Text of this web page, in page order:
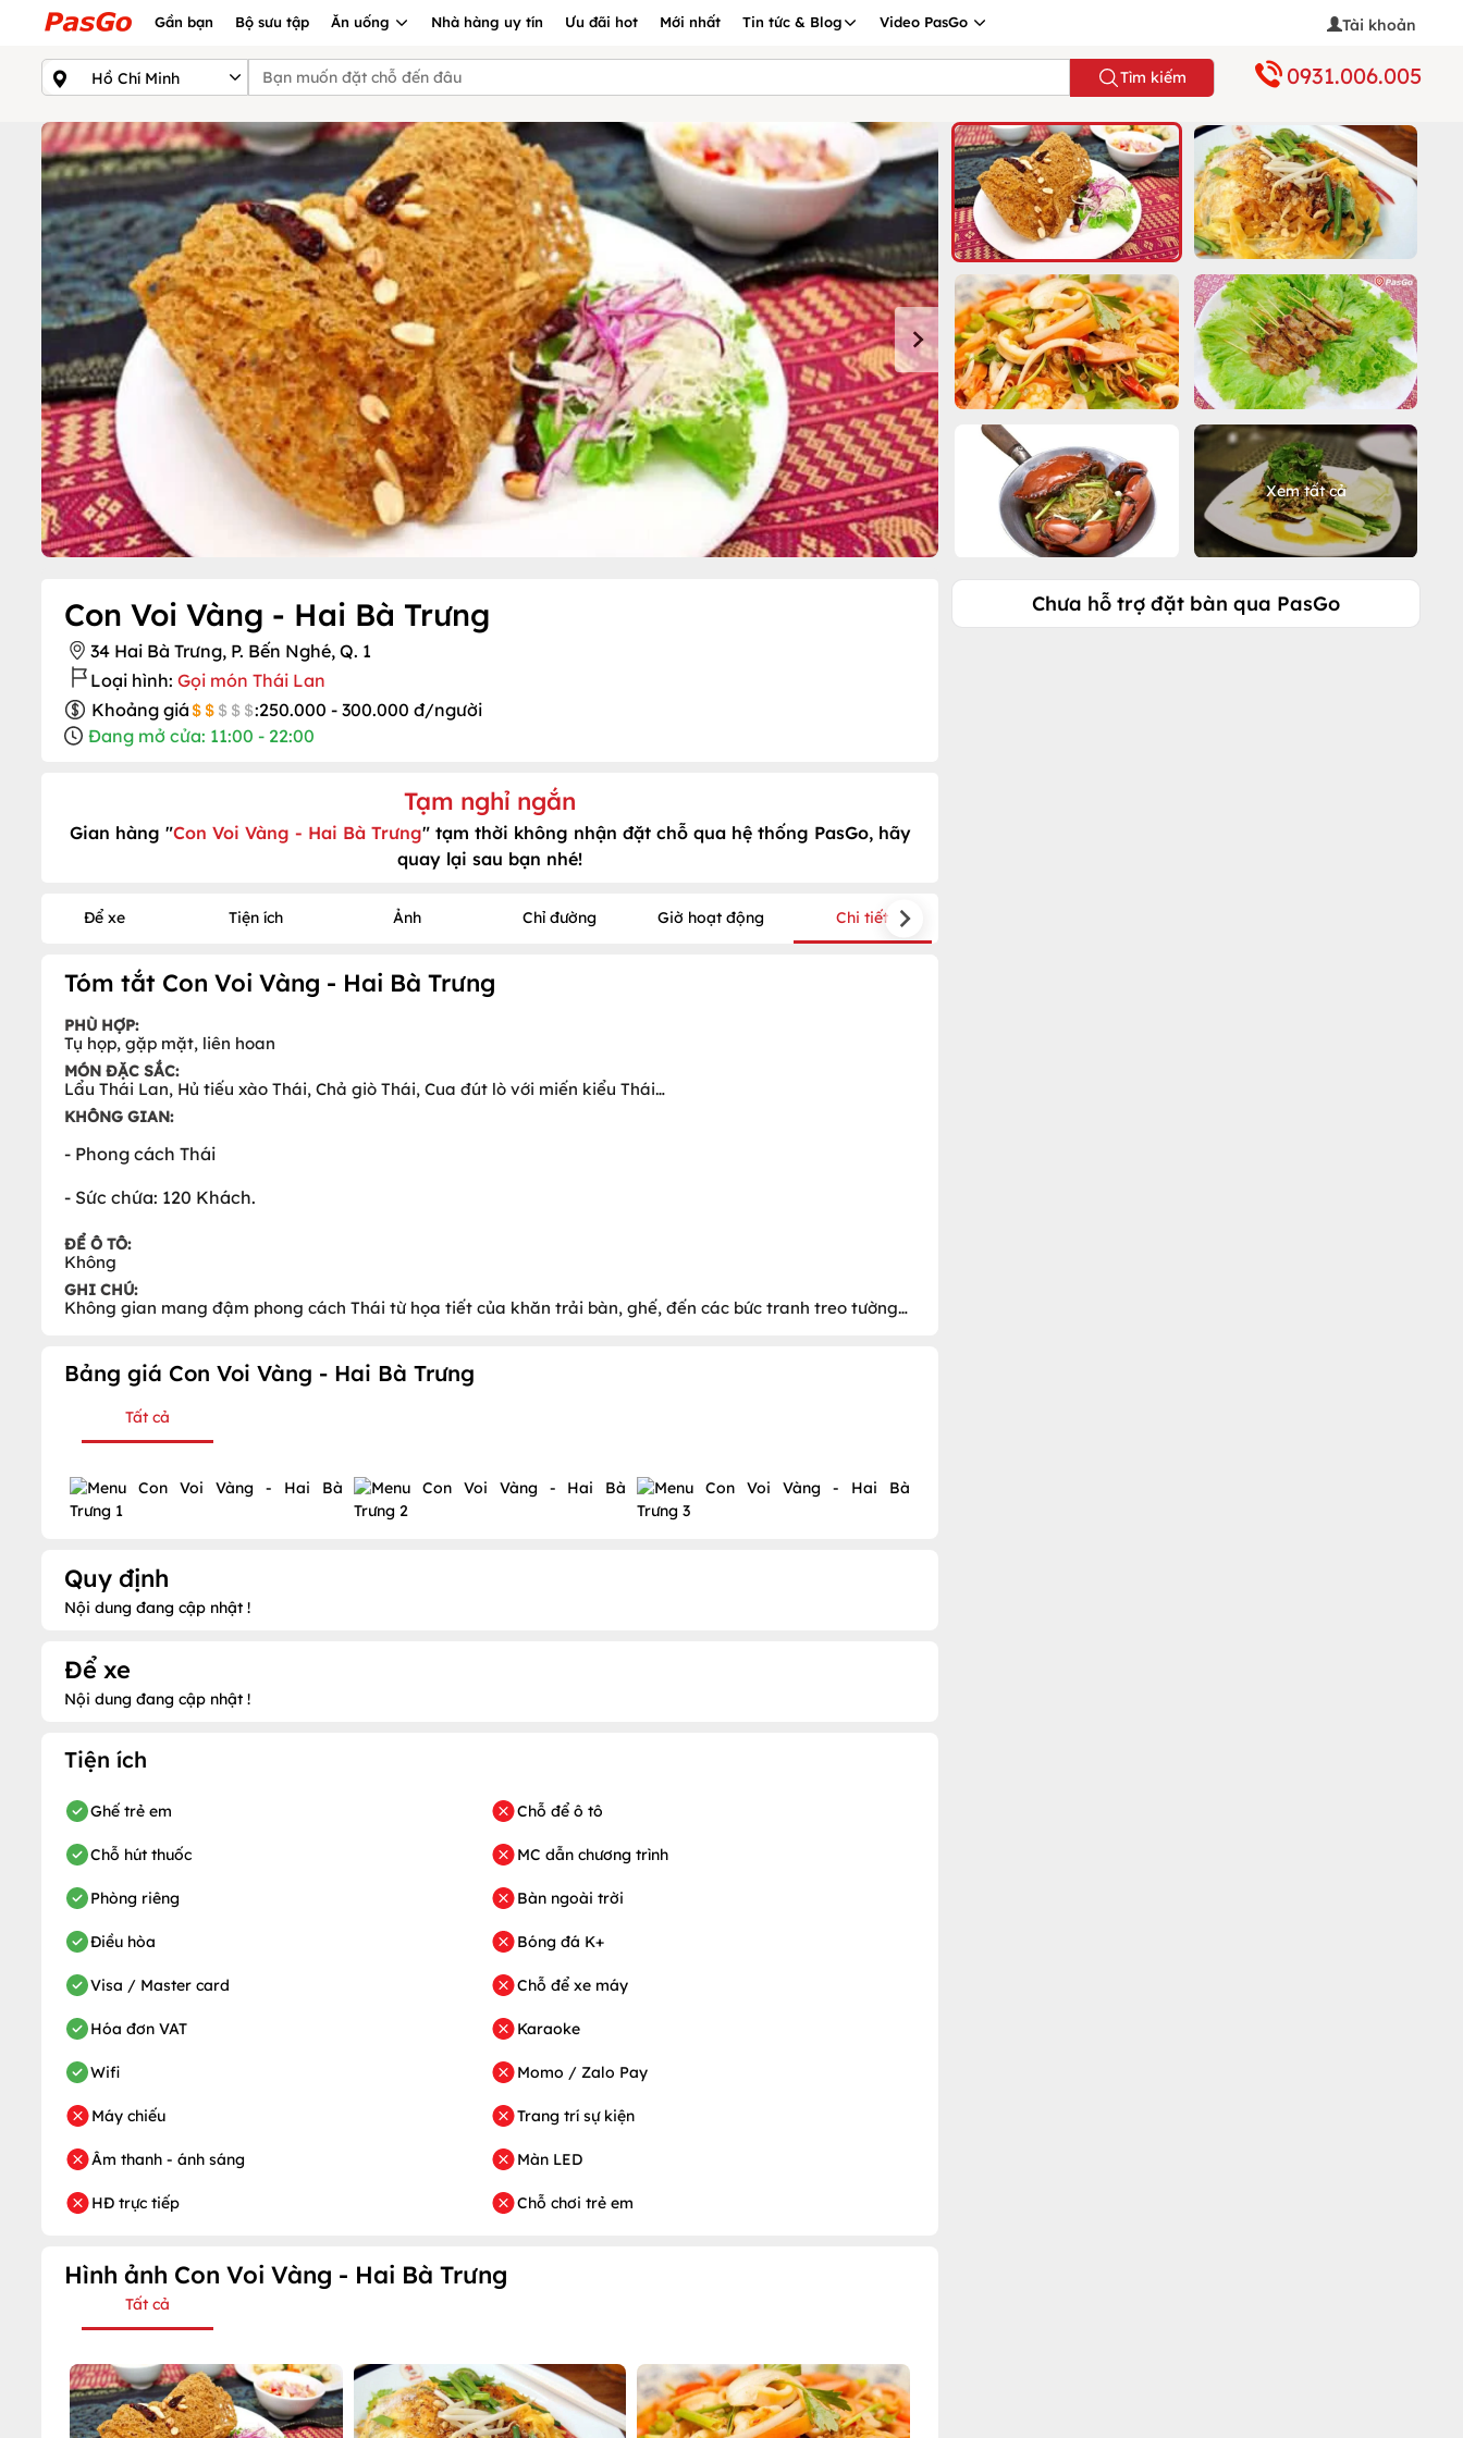
Gần bạn Bộ sưu tập Ăn uống Nhà hàng uy tín Ưu đãi hot Mới nhất Tin tức & Blog Video PasGo Tài khoản
Tìm kiếm 0931.006.005
Xem tất cả
Con Voi Vàng - Hai Bà Trưng
34 Hai Bà Trưng, P. Bến Nghé, Q. 1
Loại hình: Gọi món Thái Lan
Khoảng giá
:250.000 - 300.000 đ/người
Đang mở cửa: 11:00 - 22:00
Tạm nghỉ ngắn
Gian hàng "Con Voi Vàng - Hai Bà Trưng" tạm thời không nhận đặt chỗ qua hệ thống PasGo, hãy
quay lại sau bạn nhé!
Để xe Tiện ích Ảnh Chỉ đường Giờ hoạt động Chi tiết
Tóm tắt Con Voi Vàng - Hai Bà Trưng
PHÙ HỢP:
Tụ họp, gặp mặt, liên hoan
MÓN ĐẶC SẮC:
Lẩu Thái Lan, Hủ tiếu xào Thái, Chả giò Thái, Cua đút lò với miến kiểu Thái…
KHÔNG GIAN:
- Phong cách Thái
- Sức chứa: 120 Khách.
ĐỂ Ô TÔ:
Không
GHI CHÚ:
Không gian mang đậm phong cách Thái từ họa tiết của khăn trải bàn, ghế, đến các bức tranh treo tường…
Bảng giá Con Voi Vàng - Hai Bà Trưng
Tất cả
Quy định
Nội dung đang cập nhật !
Để xe
Nội dung đang cập nhật !
Tiện ích
Ghế trẻ em
Chỗ hút thuốc
Phòng riêng
Điều hòa
Visa / Master card
Hóa đơn VAT
Wifi
Máy chiếu
Âm thanh - ánh sáng
HĐ trực tiếp
Chỗ để ô tô
MC dẫn chương trình
Bàn ngoài trời
Bóng đá K+
Chỗ để xe máy
Karaoke
Momo / Zalo Pay
Trang trí sự kiện
Màn LED
Chỗ chơi trẻ em
Hình ảnh Con Voi Vàng - Hai Bà Trưng
Tất cả
Chưa hỗ trợ đặt bàn qua PasGo